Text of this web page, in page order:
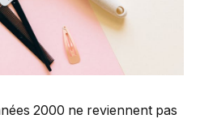
2000 ne reviennent pas